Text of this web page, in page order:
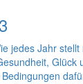
jedes Jahr